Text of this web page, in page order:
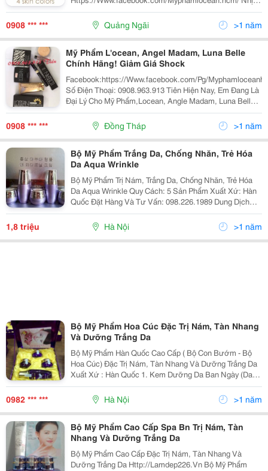
Sống Hiện Đại Luôn Tất Bật Với Công Việc, Môi Trường
Xung Quanh Đầy Khói Bụi, Cũng Như Sự Thay Đồi Của
Thời Tiết, Cùng Nhiều Á
0908 *** *** Quảng Ngãi >1 năm
Mỹ Phẩm L'ocean, Angel Madam, Luna Belle
Chính Hãng! Giảm Giá Shock
Facebook:https://Www.facebook.com/Pg/
Số Điện Thoại: 0908.963.913 Tiên Hiện Nay, Em Đang Là
Đại Lý Cho Mỹ Phẩm,Locean, Angle Madam, Luna Belle -
Dòng Sản Phẩm Dưỡng Da Cao Cấp Được Chuẩn Y Bởi
Hiệp Hội Mỹ Phẩm Nhật Bản Đạt
0908 *** *** Đồng Tháp >1 năm
Bộ Mỹ Phẩm Trắng Da, Chống Nhăn, Trẻ Hóa
Da Aqua Wrinkle
Bộ Mỹ Phẩm Trị Nám, Trắng Da, Chống Nhăn, Trẻ Hóa
Da Aqua Wrinkle Quy Cách: 5 Sản Phẩm Xuất Xứ: Hàn
Quốc Đặt Hàng Và Tư Vấn: 098.226.1989 Dung Dịch
Tinh Chất Chống Lão Hóa. Thành Phần: Matrix Stm Và
Microdna Hiệu Quả: Bảo Đảm Sự Tra
1,8 triệu Hà Nội >1 năm
Bộ Mỹ Phẩm Hoa Cúc Đặc Trị Nám, Tàn Nhang
Và Dưỡng Trắng Da
Bộ Mỹ Phẩm Hàn Quốc Cao Cấp ( Bộ Con Bướm - Bộ
Hoa Cúc) Đặc Trị Nám, Tàn Nhang Và Dưỡng Trắng Da
Xuất Xứ : Hàn Quốc 1. Kem Dưỡng Da Ban Ngày (Day
Crem) Công Dụng: Tái Sinh Da Ban Ngày, Có Tác Dụng
Dưỡng Ẩm Siêu Việt, Trong Kem Có Rất Nhiều Thành P
0982 *** *** Hà Nội >1 năm
Bộ Mỹ Phẩm Cao Cấp Spa Bn Trị Nám, Tàn
Nhang Và Dưỡng Trắng Da
Bộ Mỹ Phẩm Cao Cấp Đặc Trị Nám, Tàn Nhang Và
Dưỡng Trắng Da Http://Lamdep226.Vn Bộ Mỹ Phẩm